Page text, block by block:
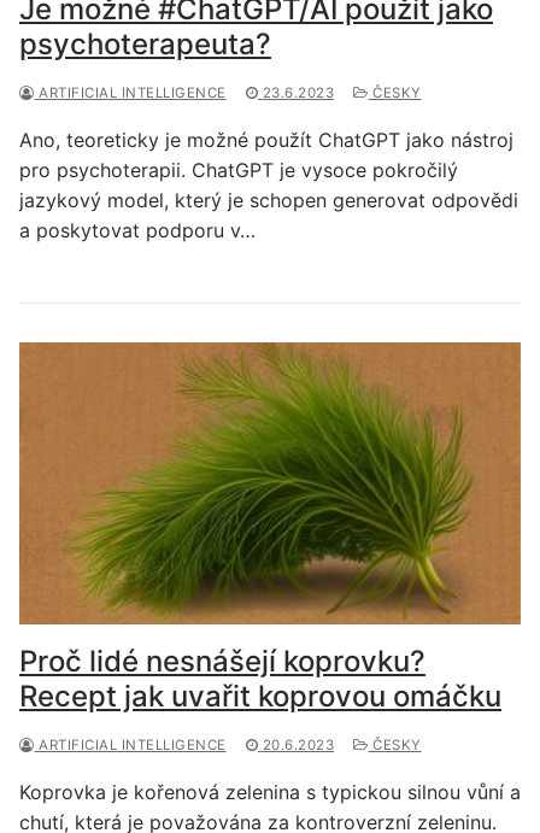
Je možné #ChatGPT/AI použít jako
psychoterapeuta?
ARTIFICIAL INTELLIGENCE 23.6.2023 ČESKY
Ano, teoreticky je možné použít ChatGPT jako nástroj
pro psychoterapii. ChatGPT je vysoce pokročilý
jazykový model, který je schopen generovat odpovědi
a poskytovat podporu v…
Proč lidé nesnášejí koprovku?
Recept jak uvařit koprovou omáčku
ARTIFICIAL INTELLIGENCE 20.6.2023 ČESKY
Koprovka je kořenová zelenina s typickou silnou vůní a
chutí, která je považována za kontroverzní zeleninu.